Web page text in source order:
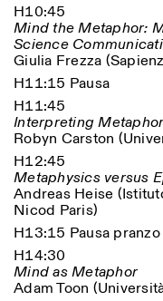
H10:45
Mind the Metaphor:
Science
Giulia Frezza
H11:15 Pausa
H11:45
Interpreting
Robyn Carston
H12:45
Metaphysics versus
Andreas Heise
Nicod Paris)
H13:15 Pausa pranzo
H14:30
Mind as Metaphor
Adam Toon